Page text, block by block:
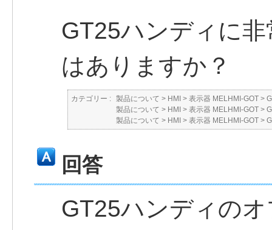
GT25ハンディに
はありますか？
カテゴリー : 製品について > HMI > 表示器 MELHMI-GOT >
製品について > HMI > 表示器 MELHMI-GOT >
製品について > HMI > 表示器 MELHMI-GOT >
回答
GT25ハンディの